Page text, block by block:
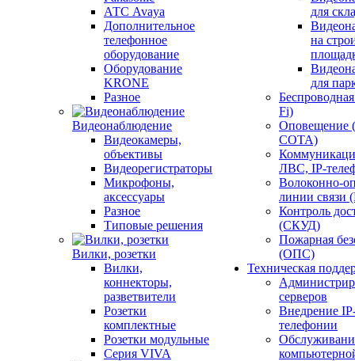
АТС Avaya
Дополнительное
телефонное
оборудование
Оборудование
KRONE
Разное
Видеонаблюдение
Видеокамеры,
объективы
Видеорегистраторы
Микрофоны,
аксессуары
Разное
Типовые решения
Вилки, розетки
Вилки,
коннекторы,
разветвители
Розетки
комплектные
Розетки модульные
Серия VIVA
для
на
для
Fi)
СОТА)
ЛВС, IP-
Волоконно-
линии
Контроль
(СКУД)
Пожарная
(ОПС)
Техническая
серверов
Внедрение
телефонии